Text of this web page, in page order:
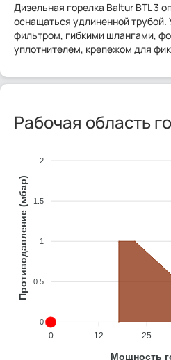
Дизельная горелка Baltur BTL 3
оснащаться удлиненной трубой.
фильтром, гибкими шлангами,
уплотнителем, крепежом для
Рабочая область
2
1.5
1
0.5
0
Противодавление (мбар)
0 12 25
Мощность